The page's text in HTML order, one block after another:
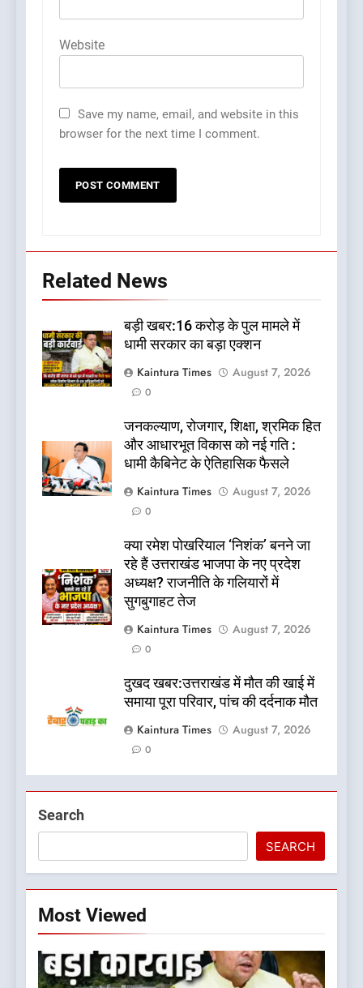
Website
Save my name, email, and website in this
browser for the next time I comment.
Related News
बड़ी खबर:16 करोड़ के पुल मामले में
धामी सरकार का बड़ा एक्शन
Kaintura Times
August 7, 2026
0
जनकल्याण, रोजगार, शिक्षा, श्रमिक हित
और आधारभूत विकास को नई गति :
धामी कैबिनेट के ऐतिहासिक फैसले
Kaintura Times
August 7, 2026
0
क्या रमेश पोखरियाल ‘निशंक’ बनने जा
रहे हैं उत्तराखंड भाजपा के नए प्रदेश
अध्यक्ष? राजनीति के गलियारों में
सुगबुगाहट तेज
Kaintura Times
August 7, 2026
0
दुखद खबर:उत्तराखंड में मौत की खाई में
समाया पूरा परिवार, पांच की दर्दनाक मौत
Kaintura Times
August 7, 2026
0
Search
SEARCH
Most Viewed